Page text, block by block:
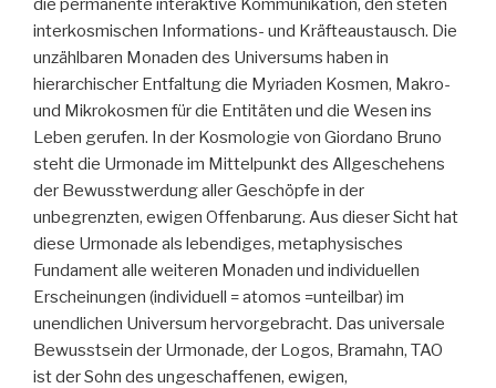
die permanente interaktive Kommunikation, den steten
interkosmischen Informations- und Kräfteaustausch. Die
unzählbaren Monaden des Universums haben in
hierarchischer Entfaltung die Myriaden Kosmen, Makro-
und Mikrokosmen für die Entitäten und die Wesen ins
Leben gerufen. In der Kosmologie von Giordano Bruno
steht die Urmonade im Mittelpunkt des Allgeschehens
der Bewusstwerdung aller Geschöpfe in der
unbegrenzten, ewigen Offenbarung. Aus dieser Sicht hat
diese Urmonade als lebendiges, metaphysisches
Fundament alle weiteren Monaden und individuellen
Erscheinungen (individuell = atomos =unteilbar) im
unendlichen Universum hervorgebracht. Das universale
Bewusstsein der Urmonade, der Logos, Bramahn, TAO
ist der Sohn des ungeschaffenen, ewigen,